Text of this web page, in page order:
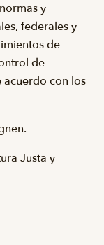
y
federales y
de
de
acuerdo con los
Justa y